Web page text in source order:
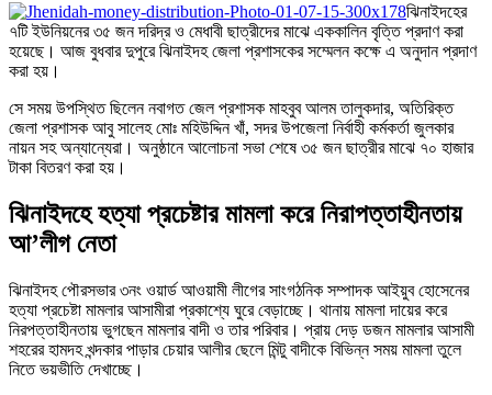
ঝিনাইদহের
৭টি ইউনিয়নের ৩৫ জন দরিদ্র ও মেধাবী ছাত্রীদের মাঝে এককালিন বৃত্তি প্রদাণ করা
হয়েছে। আজ বুধবার দুপুরে ঝিনাইদহ জেলা প্রশাসকের সম্মেলন কক্ষে এ অনুদান প্রদাণ
করা হয়।
সে সময় উপস্থিত ছিলেন নবাগত জেল প্রশাসক মাহবুব আলম তালুকদার, অতিরিক্ত
জেলা প্রশাসক আবু সালেহ মোঃ মহিউদ্দিন খাঁ, সদর উপজেলা নির্বাহী কর্মকর্তা জুলকার
নায়ন সহ অন্যান্যেরা। অনুষ্ঠানে আলোচনা সভা শেষে ৩৫ জন ছাত্রীর মাঝে ৭০ হাজার
টাকা বিতরণ করা হয়।
ঝিনাইদহে হত্যা প্রচেষ্টার মামলা করে নিরাপত্তাহীনতায়
আ’লীগ নেতা
ঝিনাইদহ পৌরসভার ৩নং ওয়ার্ড আওয়ামী লীগের সাংগঠনিক সম্পাদক আইয়ুব হোসেনের
হত্যা প্রচেষ্টা মামলার আসামীরা প্রকাশ্যে ঘুরে বেড়াচ্ছে। থানায় মামলা দায়ের করে
নিরপত্তাহীনতায় ভুগছেন মামলার বাদী ও তার পরিবার। প্রায় দেড় ডজন মামলার আসামী
শহরের হামদহ খন্দকার পাড়ার চেয়ার আলীর ছেলে মিন্টু বাদীকে বিভিন্ন সময় মামলা তুলে
নিতে ভয়ভীতি দেখাচ্ছে।